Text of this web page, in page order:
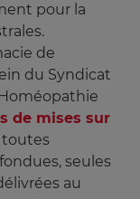
pour la
de
du Syndicat
de mises sur
toutes
seules
au